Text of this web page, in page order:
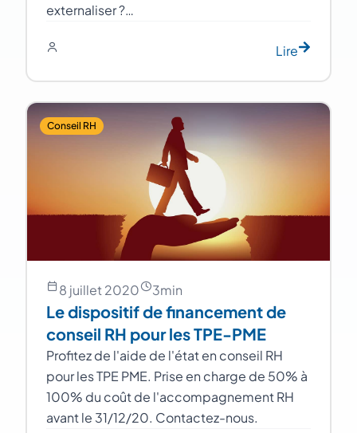
externaliser ?…
Lire
Conseil RH
8 juillet 2020 3min
Le dispositif de financement de
conseil RH pour les TPE-PME
Profitez de l'aide de l'état en conseil RH
pour les TPE PME. Prise en charge de 50% à
100% du coût de l'accompagnement RH
avant le 31/12/20. Contactez-nous.